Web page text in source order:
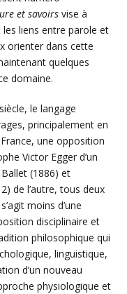
et savoirsvise à
liens entre parole et
orienter dans cette
quelques
domaine.
siècle, le langage
principalement en
une opposition
Victor Egger d’un
(1886) et
de l’autre, tous deux
moins d’une
disciplinaire et
philosophique qui
linguistique,
d’un nouveau
physiologique et